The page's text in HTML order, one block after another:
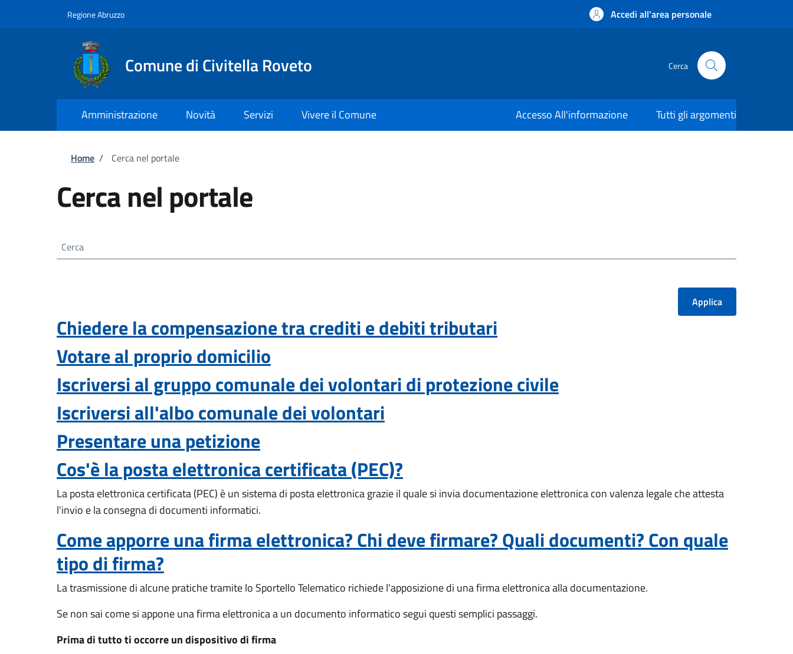
Regione Abruzzo Accedi all'area personale
Comune di Civitella Roveto Cerca
Amministrazione Novità Servizi Vivere il Comune Accesso All'informazione Tutti gli argomenti
Briciole di pane
Home / Cerca nel portale
Cerca nel portale
Cerca
Chiedere la compensazione tra crediti e debiti tributari
Votare al proprio domicilio
Iscriversi al gruppo comunale dei volontari di protezione civile
Iscriversi all'albo comunale dei volontari
Presentare una petizione
Cos'è la posta elettronica certificata (PEC)?
La posta elettronica certificata (PEC) è un sistema di posta elettronica grazie il quale si invia documentazione elettronica con valenza legale che attesta
l'invio e la consegna di documenti informatici.
Come apporre una firma elettronica? Chi deve firmare? Quali documenti? Con quale
tipo di firma?
La trasmissione di alcune pratiche tramite lo Sportello Telematico richiede l'apposizione di una firma elettronica alla documentazione.
Se non sai come si appone una firma elettronica a un documento informatico segui questi semplici passaggi.
Prima di tutto ti occorre un dispositivo di firma